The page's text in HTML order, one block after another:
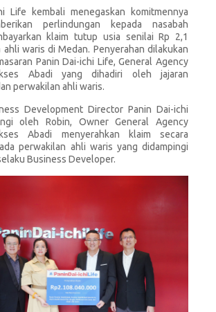
Life kembali menegaskan komitmennya
perlindungan kepada nasabah
klaim tutup usia senilai Rp 2,1
ahli waris di Medan. Penyerahan dilakukan
Panin Dai-ichi Life, General Agency
Abadi yang dihadiri oleh jajaran
perwakilan ahli waris.
Development Director Panin Dai-ichi
oleh Robin, Owner General Agency
Abadi menyerahkan klaim secara
perwakilan ahli waris yang didampingi
Business Developer.